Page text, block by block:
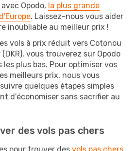
Opodo, la plus grande
. Laissez-nous vous aider
inoubliable au meilleur prix !
vols à prix réduit vers Cotonou
(DKR), vous trouverez sur Opodo
plus bas. Pour optimiser vos
meilleurs prix, nous vous
quelques étapes simples
d'économiser sans sacrifier au
des vols pas chers